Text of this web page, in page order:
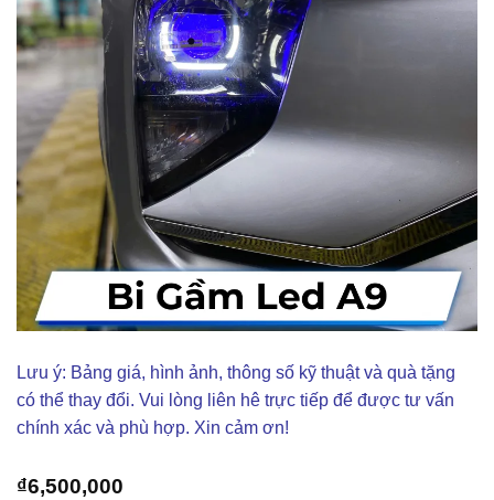
Lưu ý: Bảng giá, hình ảnh, thông số kỹ thuật và quà tặng
có thể thay đổi. Vui lòng liên hê trực tiếp để được tư vấn
chính xác và phù hợp. Xin cảm ơn!
₫6,500,000